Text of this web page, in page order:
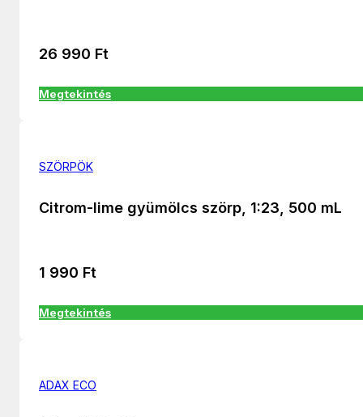
26 990 Ft
Megtekintés
SZÖRPÖK
Citrom-lime gyümölcs szörp, 1:23, 500 mL
1 990 Ft
Megtekintés
ADAX ECO